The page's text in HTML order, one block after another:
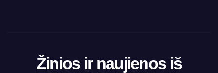
Žinios ir naujienos iš